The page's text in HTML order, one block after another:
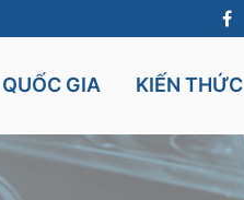
QUỐC GIA KIẾN THỨC